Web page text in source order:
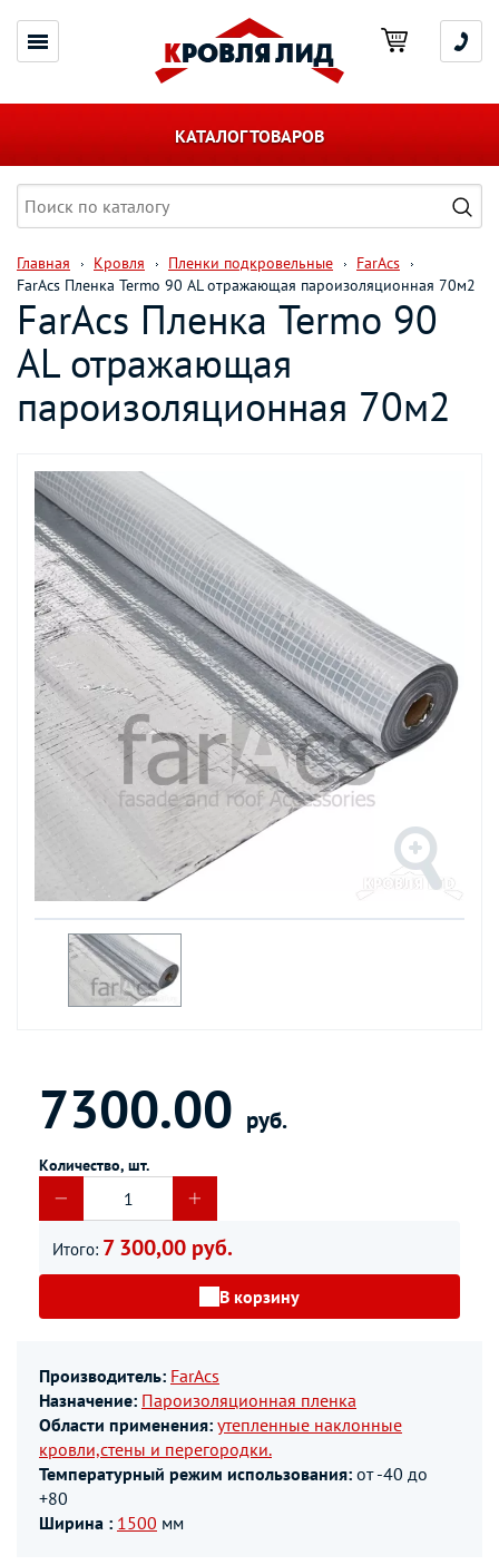
КАТАЛОГ ТОВАРОВ
Главная Кровля Пленки подкровельные
FarAcs
FarAcs Пленка Termo 90 AL отражающая пароизоляционная 70м2
FarAcs Пленка Termo 90
AL отражающая
пароизоляционная 70м2
7300.00 руб.
Количество, шт.
Итого: 7 300,00 руб.
В корзину
Производитель: FarAcs
Назначение: Пароизоляционная пленка
Области применения: утепленные наклонные
кровли,стены и перегородки.
Температурный режим использования: от -40 до
+80
Ширина : 1500 мм